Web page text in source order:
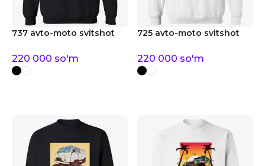
737 avto-moto svitshot
220 000 so'm
725 avto-moto svitshot
220 000 so'm